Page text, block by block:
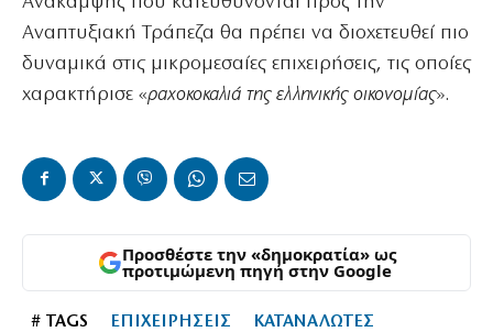
Αναπτυξιακή Τράπεζα θα πρέπει να διοχετευθεί πιο
δυναμικά στις μικρομεσαίες επιχειρήσεις, τις οποίες
χαρακτήρισε «ραχοκοκαλιά της ελληνικής οικονομίας».
Προσθέστε την «δημοκρατία» ως
προτιμώμενη πηγή στην Google
# TAGS ΕΠΙΧΕΙΡΗΣΕΙΣ
ΚΑΤΑΝΑΛΩΤΕΣ